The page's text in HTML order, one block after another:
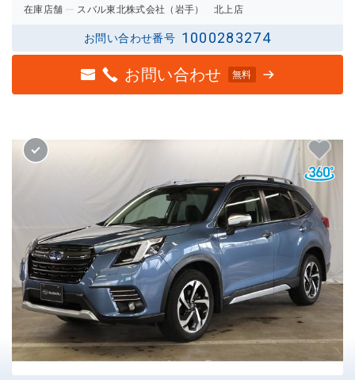
在庫店舗 スバル東北株式会社（岩手） 北上店
お問い合わせ番号 1000283274
お問い合わせ 無料